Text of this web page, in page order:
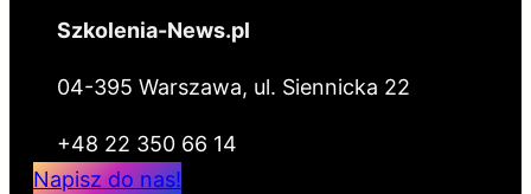
Szkolenia-News.pl
04-395 Warszawa, ul. Siennicka 22
+48 22 350 66 14
Napisz do nas!